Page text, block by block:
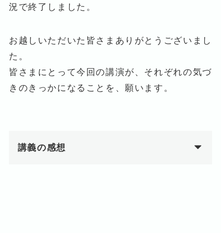
況で終了しました。
お越しいただいた皆さまありがとうございまし
た。
皆さまにとって今回の講演が、それぞれの気づ
きのきっかになることを、願います。
講義の感想